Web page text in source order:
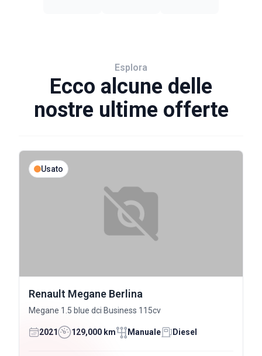
Esplora
Ecco alcune delle
nostre ultime offerte
Usato
Renault Megane Berlina
Megane 1.5 blue dci Business 115cv
2021 129,000 km Manuale Diesel